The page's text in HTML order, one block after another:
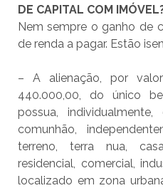
DE CAPITAL COM
Nem sempre o ganho de
de renda a pagar. Estão
– A alienação, por
440.000,00, do único
possua,
comunhão,
terreno, terra nua,
residencial, comercial,
localizado em zona